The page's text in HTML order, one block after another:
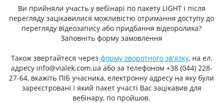
Ви прийняли участь у вебінарі по пакету LIGHT і після
перегляду зацікавилися можливістю отримання доступу до
перегляду відеозапису або придбання відеоролика?
Заповніть форму замовлення
Також звертайтеся через форму зворотного зв'язку, на ел.
адресу info@vialek.com.ua або за телефоном +38 (044) 228-
27-64, вкажіть ПІБ учасника, електронну адресу на яку були
зареєстровані і який пакет участі Вас зацікавив для
вебінару, по пройшов.